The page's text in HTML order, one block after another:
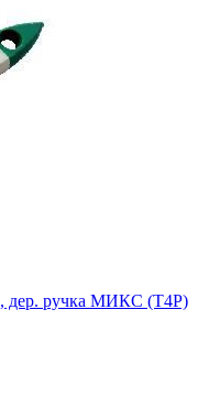
дер. ручка МИКС (Т4Р)